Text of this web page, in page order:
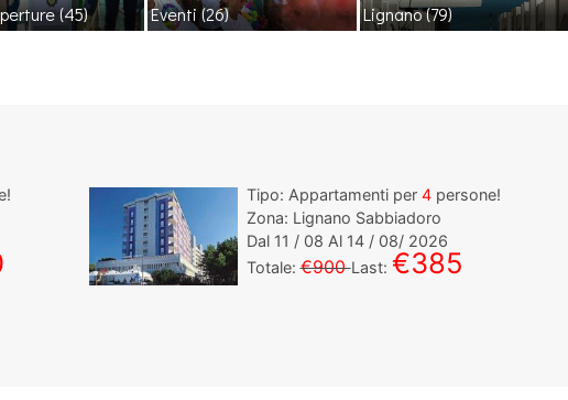
(45) Eventi(26) Lignano(79)
Tipo: Appartamenti per 4persone!
Zona: Lignano Sabbiadoro
Dal 11 / 08 Al 14 / 08/ 2026
Totale:€900Last: €385